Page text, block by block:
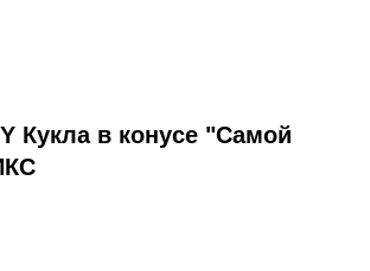
Кукла в конусе "Самой